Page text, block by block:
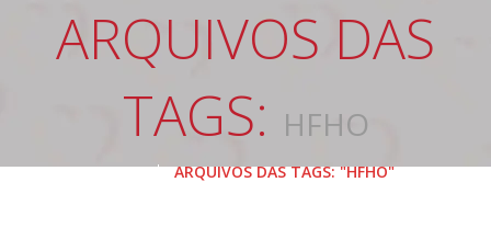
ARQUIVOS DAS
TAGS: HFHO
HOME ARQUIVOS DAS TAGS: "HFHO"